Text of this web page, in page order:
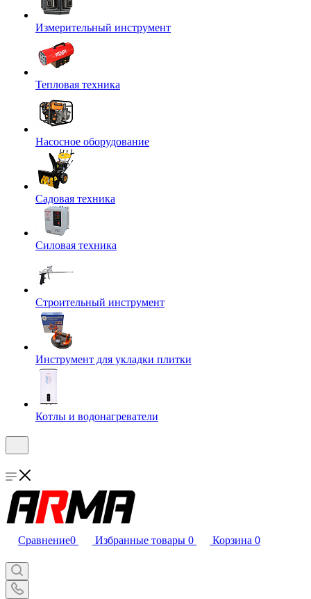
Измерительный инструмент
Тепловая техника
Насосное оборудование
Садовая техника
Силовая техника
Строительный инструмент
Инструмент для укладки плитки
Котлы и водонагреватели
Сравнение0 Избранные товары 0 Корзина 0